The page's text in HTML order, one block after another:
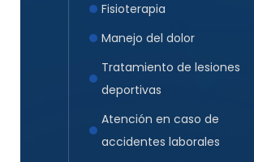
Fisioterapia
Manejo del dolor
Tratamiento de lesiones
deportivas
Atención en caso de
accidentes laborales